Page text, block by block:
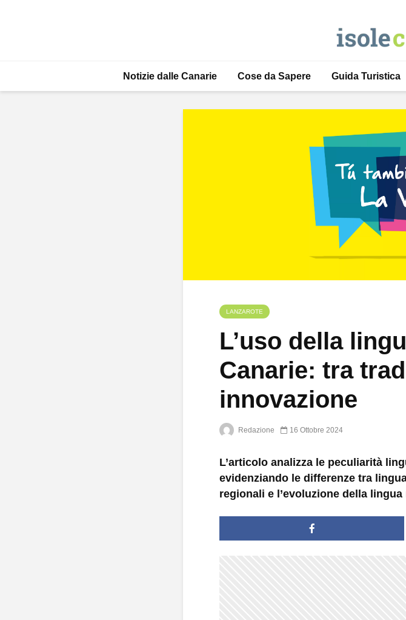
Notizie dalle Canarie Cose da Sapere Guida Turistica
LANZAROTE
L’uso della
Canarie: tra
innovazione
Redazione 16 Ottobre 2024
L’articolo analizza le peculiarità
evidenziando le differenze tra
regionali e l’evoluzione della